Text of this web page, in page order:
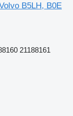
B5LH, B0E
21188161